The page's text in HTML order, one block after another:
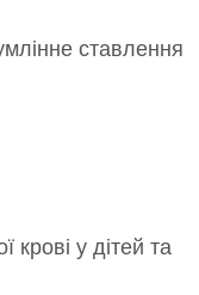
ставлення
крові у дітей та